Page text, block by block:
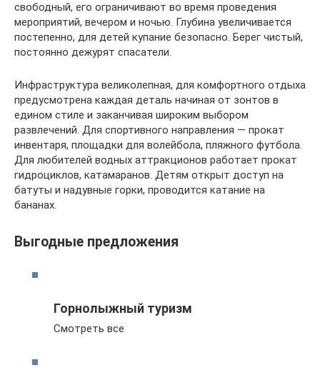
свободный, его ограничивают во время проведения
мероприятий, вечером и ночью. Глубина увеличивается
постепенно, для детей купание безопасно. Берег чистый,
постоянно дежурят спасатели.
Инфраструктура великолепная, для комфортного отдыха
предусмотрена каждая деталь начиная от зонтов в
едином стиле и заканчивая широким выбором
развлечений. Для спортивного направления — прокат
инвентаря, площадки для волейбола, пляжного футбола.
Для любителей водных аттракционов работает прокат
гидроциклов, катамаранов. Детям открыт доступ на
батуты и надувные горки, проводится катание на
бананах.
Выгодные предложения
Горнолыжный туризм
Смотреть все